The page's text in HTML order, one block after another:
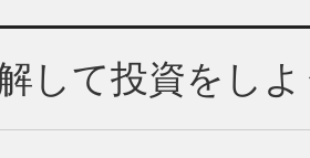
して投資をしよ